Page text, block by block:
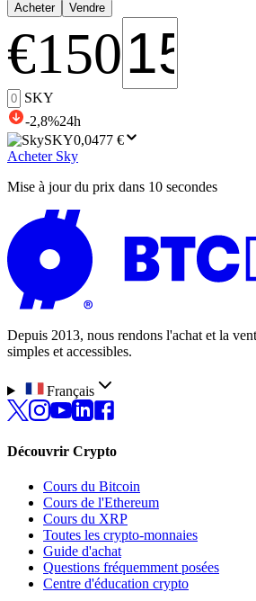
Acheter Vendre
€150
SKY
-2,8%24h
SKY0,0477 €
Acheter Sky
Mise à jour du prix dans 10 secondes
Depuis 2013, nous rendons l'achat et la
simples et accessibles.
Français
Découvrir Crypto
Cours du Bitcoin
Cours de l'Ethereum
Cours du XRP
Toutes les crypto-monnaies
Guide d'achat
Questions fréquemment posées
Centre d'éducation crypto